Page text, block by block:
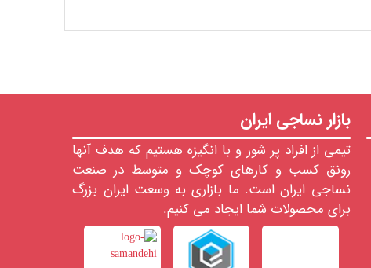
بازار نساجی ایران
تیمی از افراد پر شور و با انگیزه هستیم که هدف آنها
رونق کسب و کارهای کوچک و متوسط در صنعت
نساجی ایران است. ما بازاری به وسعت ایران بزرگ
برای محصولات شما ایجاد می کنیم.